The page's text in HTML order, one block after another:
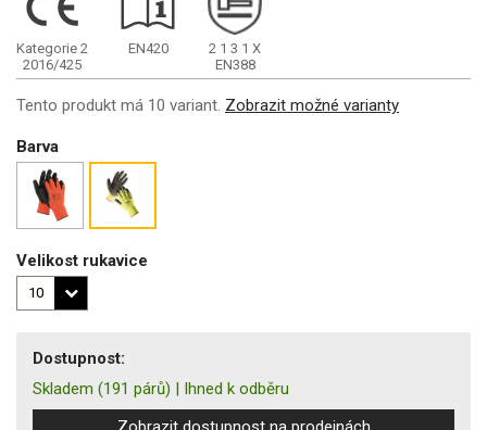
Kategorie 2
2016/425
EN420 2 1 3 1 X
EN388
Tento produkt má 10 variant. Zobrazit možné varianty
Barva
Velikost rukavice
Dostupnost:
Skladem (191 párů) | Ihned k odběru